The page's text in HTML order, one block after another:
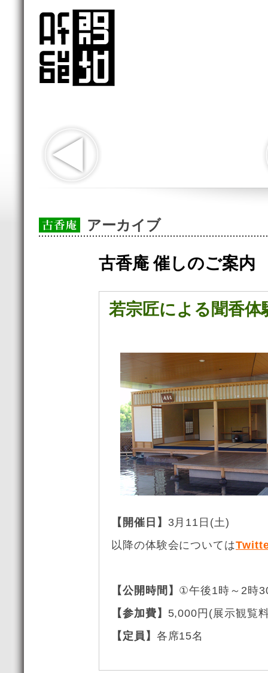
アーカイブ
古香庵 催しのご案内
若宗匠による聞香体
【開催日】 3月11日(土)
以降の体験会については
【公開時間】 ①午後1時～2時
【参加費】 5,000円(展示観覧
【定員】 各席15名